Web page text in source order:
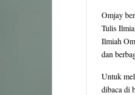
Omjay
Tulis
Ilmiah
dan
Untuk
dibaca di